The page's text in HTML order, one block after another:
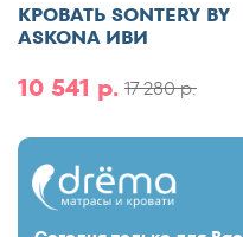
КРОВАТЬ SONTERY BY
ASKONA ИВИ
17 280 р.
10 541 р.